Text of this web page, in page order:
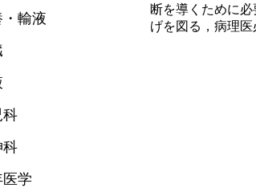
輸液
科
科
学
断を導くために
げを図る，病理医